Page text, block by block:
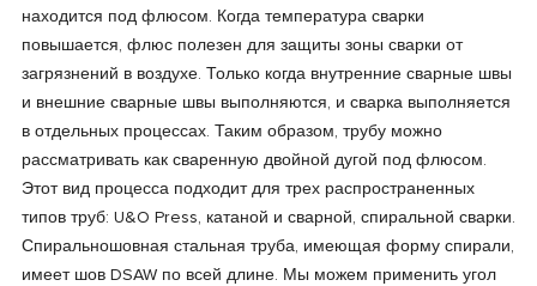
находится под флюсом. Когда температура сварки
повышается, флюс полезен для защиты зоны сварки от
загрязнений в воздухе. Только когда внутренние сварные швы
и внешние сварные швы выполняются, и сварка выполняется
в отдельных процессах. Таким образом, трубу можно
рассматривать как сваренную двойной дугой под флюсом.
Этот вид процесса подходит для трех распространенных
типов труб: U&O Press, катаной и сварной, спиральной сварки.
Спиральношовная стальная труба, имеющая форму спирали,
имеет шов DSAW по всей длине. Мы можем применить угол